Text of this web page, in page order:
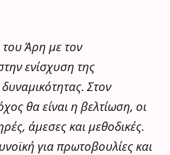
Άρη με τον
ενίσχυση της
Στον
θα είναι η βελτίωση, οι
άμεσες και μεθοδικές.
για πρωτοβουλίες και